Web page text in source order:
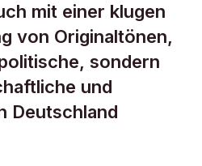
mit einer klugen
von Originaltönen,
sondern
und
Deutschland